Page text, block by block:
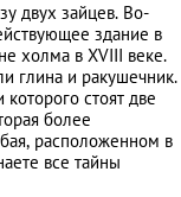
двух зайцев. Во-
здание в
холма в XVIII веке.
глина и ракушечник.
стоят две
более
расположенном в
все тайны